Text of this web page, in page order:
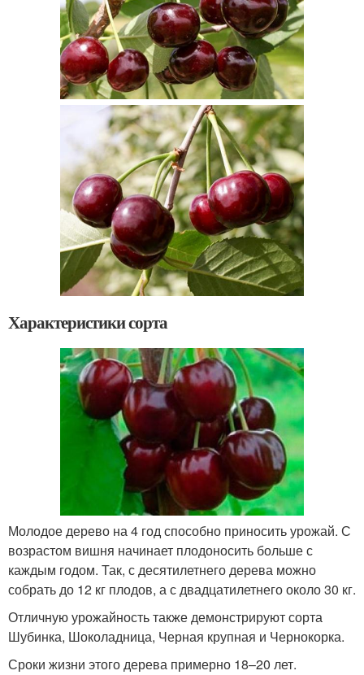
Характеристики сорта
Молодое дерево на 4 год способно приносить урожай. С
возрастом вишня начинает плодоносить больше с
каждым годом. Так, с десятилетнего дерева можно
собрать до 12 кг плодов, а с двадцатилетнего около 30 кг.
Отличную урожайность также демонстрируют сорта
Шубинка, Шоколадница, Черная крупная и Чернокорка.
Сроки жизни этого дерева примерно 18–20 лет.